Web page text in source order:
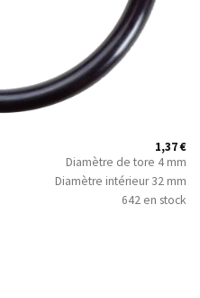
1,37€
Diamètre de tore 4 mm
Diamètre intérieur 32 mm
642 en stock